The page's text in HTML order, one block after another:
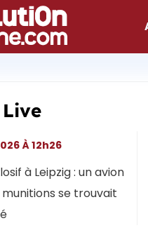
à Leipzig : un avion
se trouvait
À 12h26